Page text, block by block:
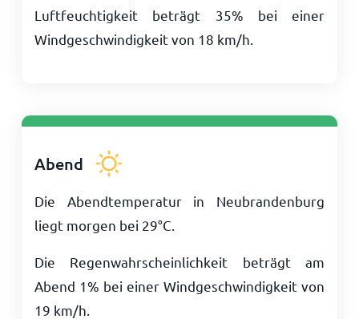
Luftfeuchtigkeit beträgt 35% bei einer
Windgeschwindigkeit von 18 km/h
Abend
Die Abendtemperatur in Neubrandenburg
liegt morgen bei 29°C
Die Regenwahrscheinlichkeit beträgt am
Abend 1% bei einer Windgeschwindigkeit von
19 km/h